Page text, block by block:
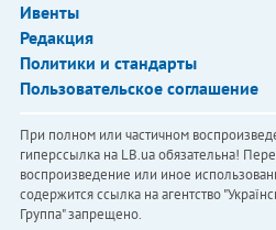
Ивенты
Редакция
Политики и стандарты
Пользовательское соглашение
При полном или частичном
гиперссылка на LB.ua обязательна!
воспроизведение или иное
содержится ссылка на агентство
Группа" запрещено.